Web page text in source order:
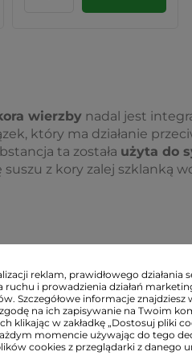
wierzbynadal jest
który ma działanie
ta została użyta do
suszu z kory zalej szklanką
zbicie gorączki nie
właściwości
kwiatów należy zalać
co dwie godziny.
reklam, prawidłowego działania
i prowadzienia działań
Szczegółowe informacje znajdziesz
na ich zapisywanie na Twoim
w zakładkę „Dostosuj pliki
momencie używając do tego
cookies z przeglądarki z danego